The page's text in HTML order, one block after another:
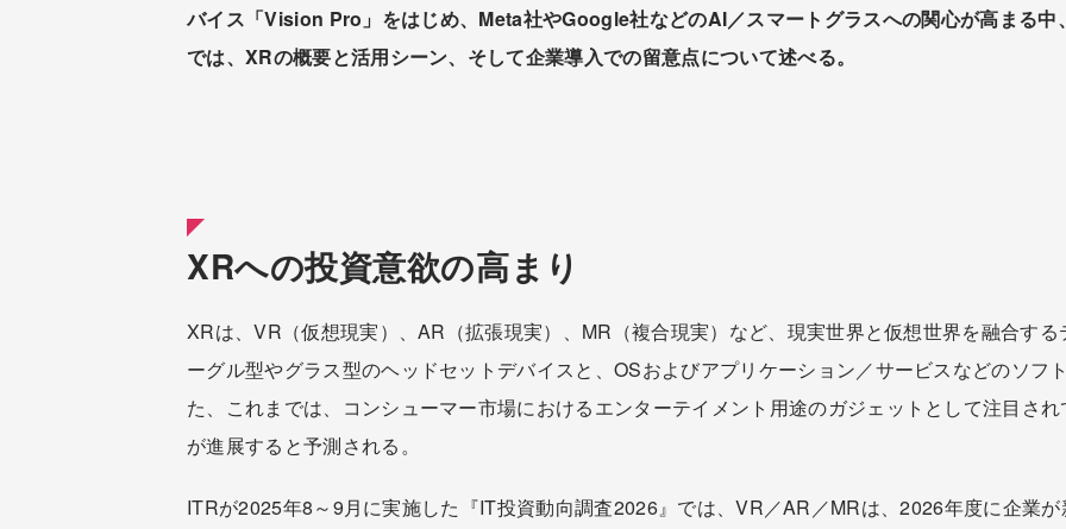
バイス「Vision Pro」をはじめ、Meta社やGoogle社などのAI／スマートグラスへの関心が高まる中
では、XRの概要と活用シーン、そして企業導入での留意点について述べる。
XRへの投資意欲の高まり
XRは、VR（仮想現実）、AR（拡張現実）、MR（複合現実）など、現実世界と仮想世界を融合す
ーグル型やグラス型のヘッドセットデバイスと、OSおよびアプリケーション／サービスなどのソフ
た、これまでは、コンシューマー市場におけるエンターテイメント用途のガジェットとして注目さ
が進展すると予測される。
ITRが2025年8～9月に実施した『IT投資動向調査2026』では、VR／AR／MRは、2026年度に企業